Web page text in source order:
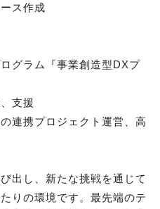
ス作成
グラム『事業創造型DXプ
支援
連携プロジェクト運営、高
出し、新たな挑戦を通じて
りの環境です。最先端のテ